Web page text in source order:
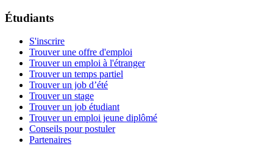
Étudiants
S'inscrire
Trouver une offre d'emploi
Trouver un emploi à l'étranger
Trouver un temps partiel
Trouver un job d’été
Trouver un stage
Trouver un job étudiant
Trouver un emploi jeune diplômé
Conseils pour postuler
Partenaires